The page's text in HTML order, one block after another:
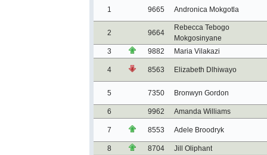
1 9665 Andronica Mokgotla
2 9664
Rebecca Tebogo
Mokgosinyane
3
9882 Maria Vilakazi
4 8563 Elizabeth Dlhiwayo
5 7350 Bronwyn Gordon
6 9962 Amanda Williams
7 8553 Adele Broodryk
8 8704 Jill Oliphant